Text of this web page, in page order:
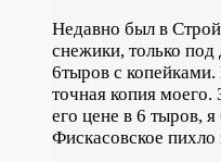
Недавно был в
снежики, только под
6тыров с копейками.
точная копия моего.
его цене в 6 тыров,
Фискасовское